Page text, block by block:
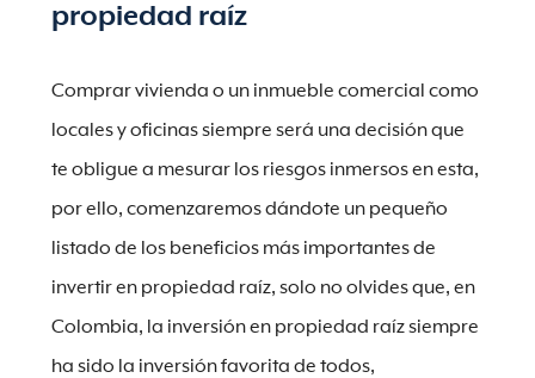
propiedad raíz
Comprar vivienda o un inmueble comercial como
locales y oficinas siempre será una decisión que
te obligue a mesurar los riesgos inmersos en esta,
por ello, comenzaremos dándote un pequeño
listado de los beneficios más importantes de
invertir en propiedad raíz, solo no olvides que, en
Colombia, la inversión en propiedad raíz siempre
ha sido la inversión favorita de todos,